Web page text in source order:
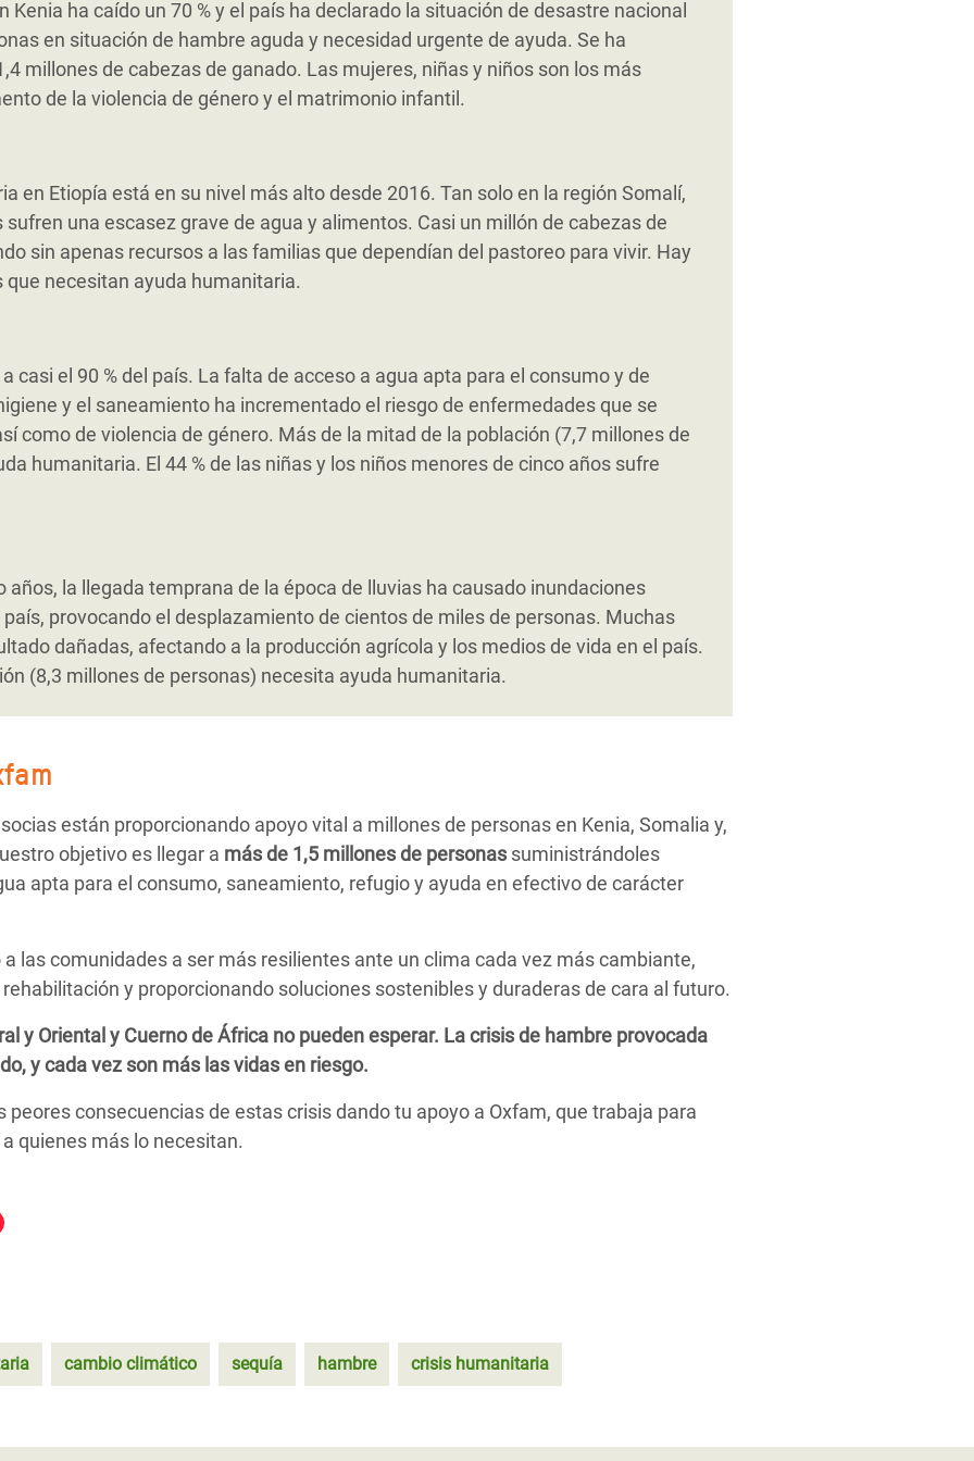
Kenia ha caído un 70 % y el país ha declarado la situación de desastre nacional
en situación de hambre aguda y necesidad urgente de ayuda. Se ha
millones de cabezas de ganado. Las mujeres, niñas y niños son los más
de la violencia de género y el matrimonio infantil.
en Etiopía está en su nivel más alto desde 2016. Tan solo en la región Somalí,
una escasez grave de agua y alimentos. Casi un millón de cabezas de
sin apenas recursos a las familias que dependían del pastoreo para vivir. Hay
que necesitan ayuda humanitaria.
casi el 90 % del país. La falta de acceso a agua apta para el consumo y de
y el saneamiento ha incrementado el riesgo de enfermedades que se
como de violencia de género. Más de la mitad de la población (7,7 millones de
humanitaria. El 44 % de las niñas y los niños menores de cinco años sufre
años, la llegada temprana de la época de lluvias ha causado inundaciones
provocando el desplazamiento de cientos de miles de personas. Muchas
dañadas, afectando a la producción agrícola y los medios de vida en el país.
(8,3 millones de personas) necesita ayuda humanitaria.
están proporcionando apoyo vital a millones de personas en Kenia, Somalia y,
objetivoes llegar a más de 1,5 millones de personas suministrándoles
apta para el consumo, saneamiento, refugio y ayuda en efectivo de carácter
las comunidades a ser más resilientes ante un clima cada vez más cambiante,
y proporcionando soluciones sostenibles y duraderas de cara al futuro.
y Oriental y Cuerno de África no pueden esperar. La crisis de hambre provocada
y cada vez son más las vidas en riesgo.
peores consecuencias de estas crisis dando tu apoyo a Oxfam, que trabaja para
quienes más lo necesitan.
cambio climático sequía hambre crisis humanitaria